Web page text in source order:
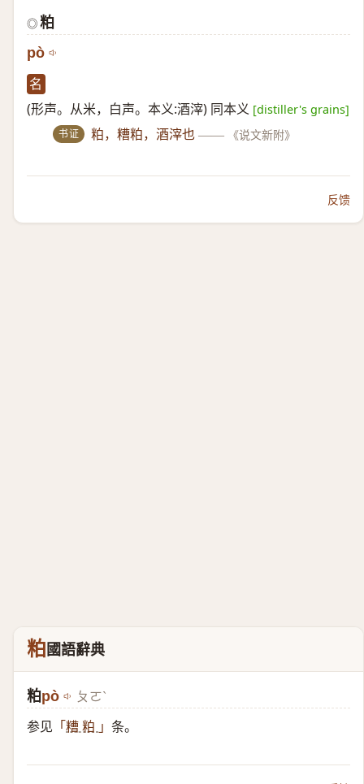
◎ 粕
pò
名
(形声。从米，白声。本义:酒滓) 同本义 [distiller's grains]
书证 粕，糟粕，酒滓也 —— 《说文新附》
反馈
粕國語辭典
粕 pò ㄆㄛˋ
参见 「 糟 粕 」 条。